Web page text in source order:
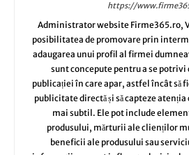
https://
Administrator website Firme365.ro,
posibilitatea de promovare prin
adaugarea unui profil al firmei
sunt concepute pentru a se potrivi
publicației în care apar, astfel încât să
publicitate directă și să capteze
mai subtil. Ele pot include
produsului, mărturii ale clienților
beneficii ale produsului sau